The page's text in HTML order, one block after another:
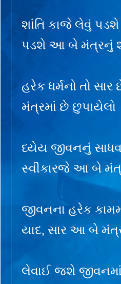
શાંતિ કાજે લેવું
પડશે આ બે મંત્રનું
હરેક ધર્મનો તો
મંત્રમાં છે છુપાયેલો
ધ્યેય જીવનનું
સ્વીકારજે આ બે
જીવનના હરેક
યાદ, સાર આ બે
લેવાઈ જશે